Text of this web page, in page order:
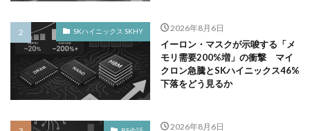
SKハイニックス SKHY 2026年8月6日
イーロン・マスクが示唆する「メ
モリ需要200%増」の衝撃 マイ
クロン急騰とSKハイニックス46%
下落をどう見るか
2026年8月6日